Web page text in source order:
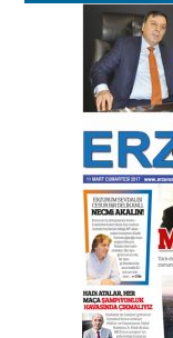
Murat
17 Şubat 2026 SalıOrhan
Bir
31 Mart
A.
BİR
28